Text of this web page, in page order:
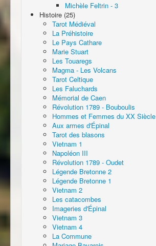
Michèle Feltrin - 3
Histoire (25)
Tarot Médiéval
La Préhistoire
Le Pays Cathare
Marie Stuart
Les Touaregs
Magma - Les Volcans
Tarot Celtique
Les Faluchards
Mémorial de Caen
Révolution 1789 - Bouboulis
Hommes et Femmes du XX Siècle
Aux armes d'Épinal
Tarot des blasons
Vietnam 1
Napoléon III
Révolution 1789 - Oudet
Légende Bretonne 2
Légende Bretonne 1
Vietnam 2
Les catacombes
Imageries d'Épinal
Vietnam 3
Vietnam 4
La Commune